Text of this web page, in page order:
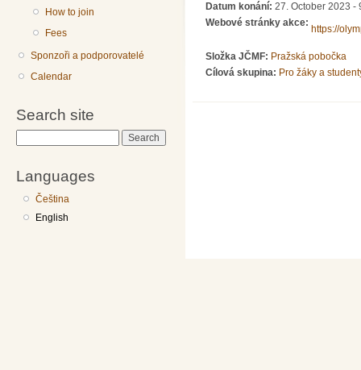
How to join
Fees
Sponzoři a podporovatelé
Calendar
Search site
Languages
Čeština
English
Datum konání: 27. October 2023 -
Webové stránky akce:
https://
Složka JČMF: Pražská pobočka
Cílová skupina: Pro žáky a